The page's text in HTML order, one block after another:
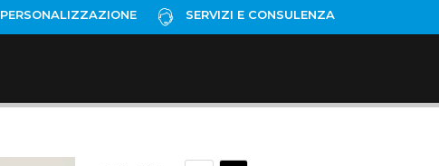
PERSONALIZZAZIONE SERVIZI E CONSULENZA